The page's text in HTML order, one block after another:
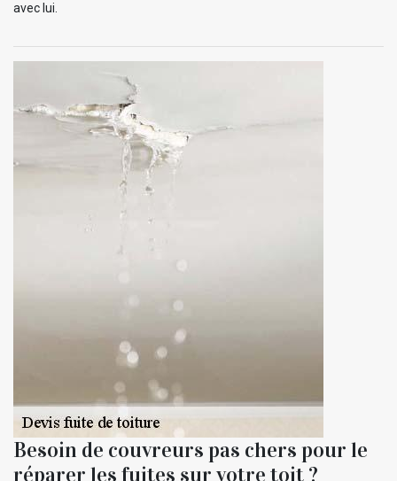
avec lui.
Besoin de couvreurs pas chers pour le
réparer les fuites sur votre toit ?